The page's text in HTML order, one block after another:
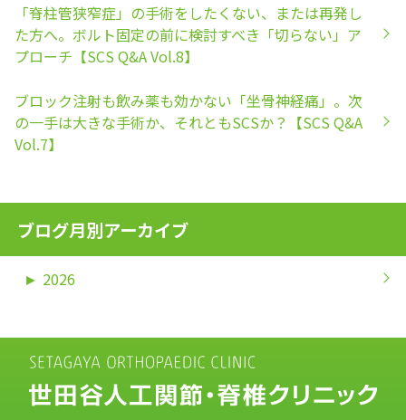
「脊柱管狭窄症」の手術をしたくない、または再発し
た方へ。ボルト固定の前に検討すべき「切らない」ア
プローチ【SCS Q&A Vol.8】
ブロック注射も飲み薬も効かない「坐骨神経痛」。次
の一手は大きな手術か、それともSCSか？【SCS Q&A
Vol.7】
ブログ月別アーカイブ
► 2026